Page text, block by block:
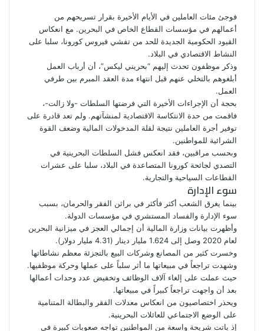
و
ك
ر
إ
ن
b
r
ي
ت
d
d
t
س
ا
فوجئ مئات العاملين في الأيام الأخيرة بقرار تسريحهم من
أعمالهم في مؤسسات القطاع الخاص في البحرين. مع انعكاس
القيود الحكومية الجديدة للحد من تفشي فيروس كورونا، سلبا على
النشاط الاقتصادي في البلاد.
وذكر موظفون تحدث إليهم “بحريني ليكس”، أن أرباب العمل
أبلغوهم بالتخلي عنهم قبل انتهاء مدة العقد المبرم بين طرفي
العمل.
بحجة أن الإجراءات الأخيرة التي فرضتها السلطات -ولا زالت-،
فاقمت من حدة الانتكاسة الاقتصادية لمنشآتهم. ولم تعد قادرة على
توفير أجرة العاملين نتيجة لقلة المدخولات المالية وضعف القوة
الشرائية للمواطنين.
وبحسب مراقبين، فقد انعكس فشل السلطات البحرينية في
التصدي لجائحة كورونا المتصاعدة في البلاد، سلبا على عشرات
القطاعات السياحية والتجارية.
سوء الإدارة
بينما يغرق الشعب أكثر فأكثر في براثن الفقر والحرمان، بسبب
سوء الإدارة والفساد المستشري في مؤسسات الدولة.
وأظهرت بيانات وزارة المالية أن إجمالي العجز في ميزانية البحرين
لعام 2020 وصل إلى 1.624 مليار دينار (4.31 مليار دولار).
وخسرت كثير من المصانع وشركات البيع بالتجزئة معظم نشاطاتها
وشهدت تراجعاً في مبيعاتها ما أثر سلباً على عملها وحركة موظفيها.
حيث عملت على إلغاء آلاف الوظائف وتخفيض عدد وحدات أعمالها
بعد أن واجهت تراجعاً كبيراً في مبيعاتها.
ويحذر اختصاصيون من انعكاس معدلات الفقر والبطالة المتنامية
على الوضع الاجتماعي للعائلات البحرينية.
إذ باتت شريحة واسعة من المواطنين تواجه صعوبات كبيرة في